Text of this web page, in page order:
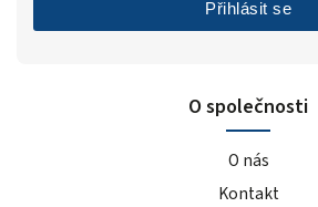
O společnosti
O nás
Kontakt
Přihlásit se